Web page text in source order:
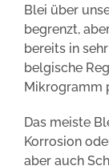
Blei über
begrenzt,
bereits in
belgische
Mikrogramm
Das meiste
Korrosion
aber auch